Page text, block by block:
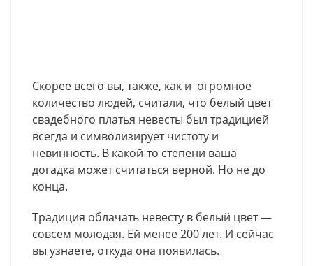
Скорее всего вы, также, как и огромное
количество людей, считали, что белый цвет
свадебного платья невесты был традицией
всегда и символизирует чистоту и
невинность. В какой-то степени ваша
догадка может считаться верной. Но не до
конца.
Традиция облачать невесту в белый цвет —
совсем молодая. Ей менее 200 лет. И сейчас
вы узнаете, откуда она появилась.